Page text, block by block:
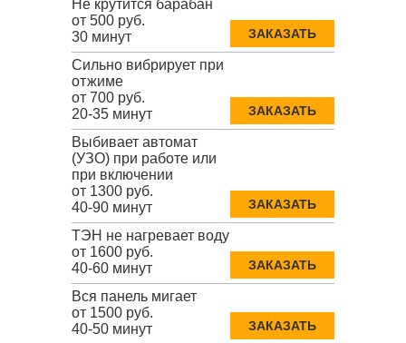
Не крутится барабан
от 500 руб.
30 минут
ЗАКАЗАТЬ
Сильно вибрирует при
отжиме
от 700 руб.
20-35 минут
ЗАКАЗАТЬ
Выбивает автомат
(УЗО) при работе или
при включении
от 1300 руб.
40-90 минут
ЗАКАЗАТЬ
ТЭН не нагревает воду
от 1600 руб.
40-60 минут
ЗАКАЗАТЬ
Вся панель мигает
от 1500 руб.
40-50 минут
ЗАКАЗАТЬ